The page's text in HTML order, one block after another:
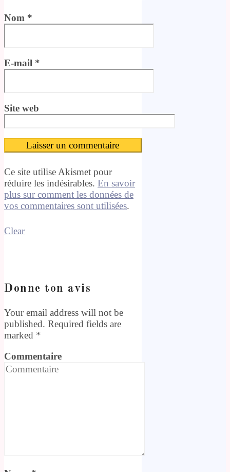
Nom *
E-mail *
Site web
Ce site utilise Akismet pour
réduire les indésirables. En savoir
plus sur comment les données de
vos commentaires sont utilisées.
Clear
Donne ton avis
Your email address will not be
published. Required fields are
marked *
Commentaire